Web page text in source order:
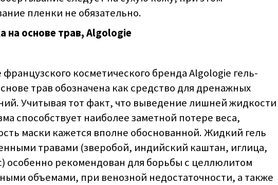
пленки не обязательно.
на основе трав, Algologie
косметического бренда Algologie гель-
трав обозначена как средство для дренажных
Учитывая тот факт, что выведение лишней жидкости
способствует наиболее заметной потере веса,
маски кажется вполне обоснованной. Жидкий гель
травами (зверобой, индийский каштан, иглица,
особенно рекомендован для борьбы с целлюлитом
объемами, при венозной недостаточности, а также